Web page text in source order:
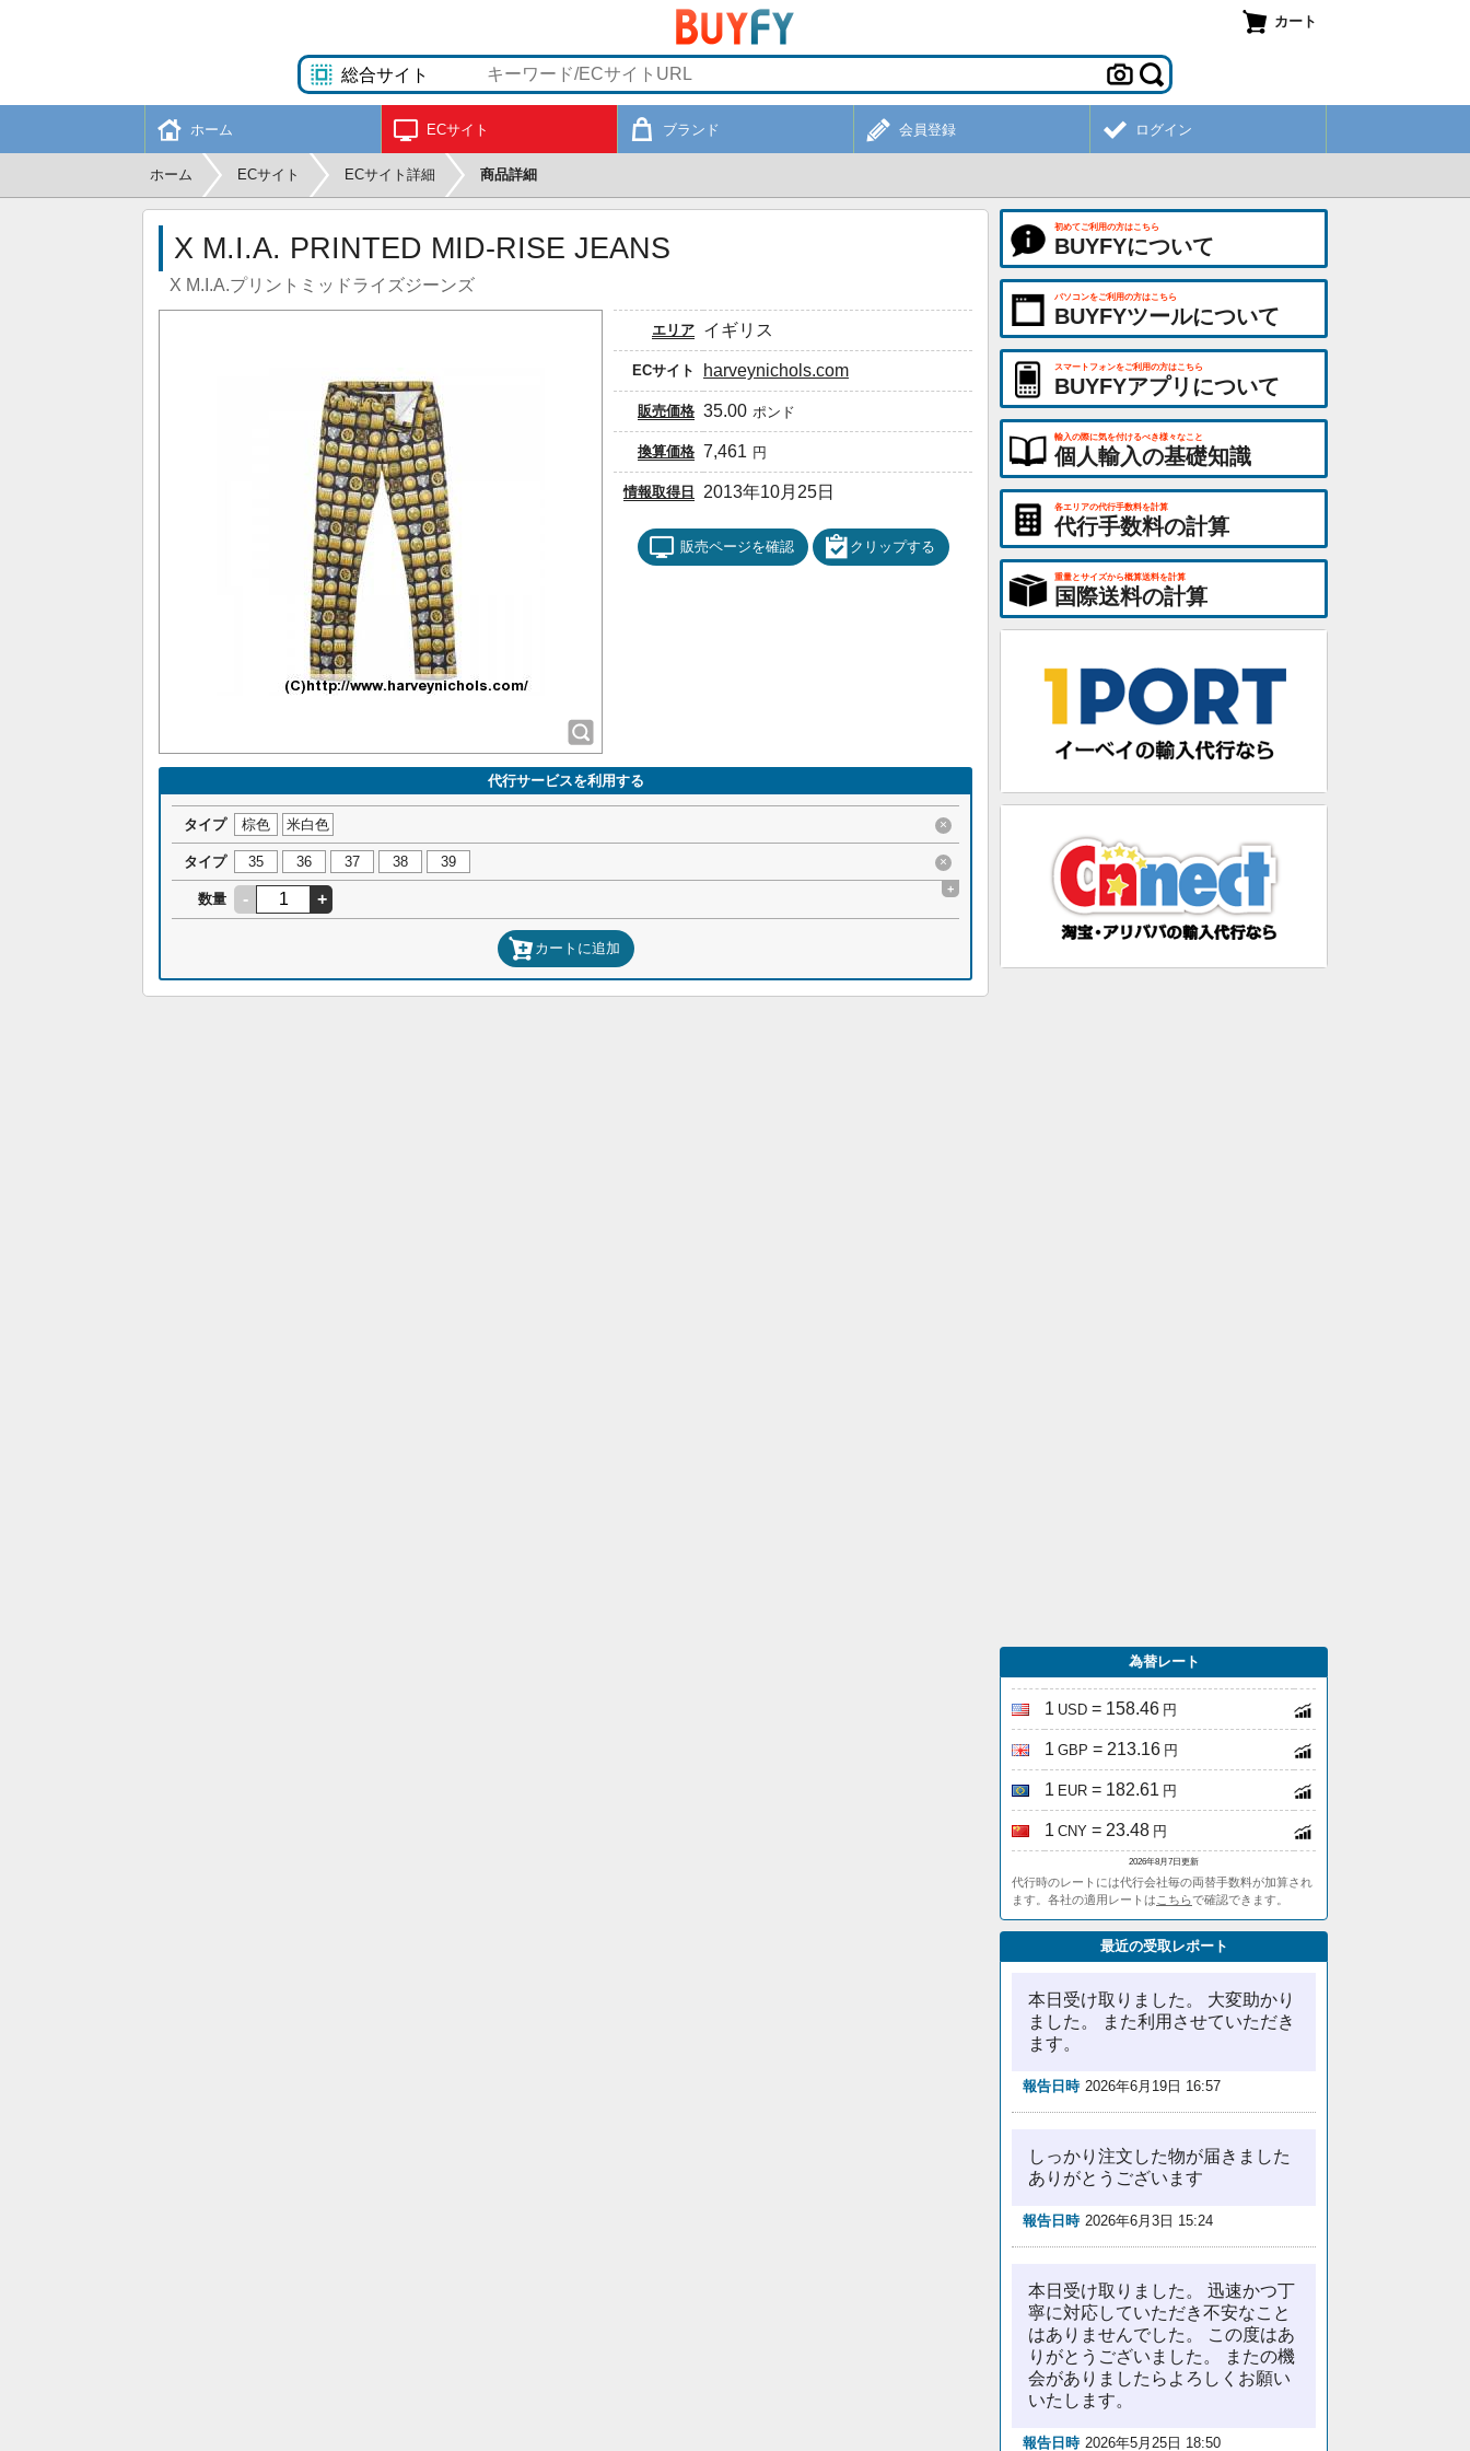
カート
ホーム ECサイト ブランド 会員登録 ログイン
ホーム ECサイト ECサイト詳細 商品詳細
X M.I.A. PRINTED MID-RISE JEANS
X M.I.A.プリントミッドライズジーンズ
エリア イギリス
ECサイト harveynichols.com
販売価格 35.00 ポンド
換算価格 7,461 円
情報取得日 2013年10月25日
販売ページを確認 クリップする
代行サービスを利用する
タイプ 棕色 米白色 ×
タイプ 35 36 37 38 39 ×
数量 - +
+
カートに追加
初めてご利用の方はこちら
BUYFYについて
パソコンをご利用の方はこちら
BUYFYツールについて
スマートフォンをご利用の方はこちら
BUYFYアプリについて
輸入の際に気を付けるべき様々なこと
個人輸入の基礎知識
各エリアの代行手数料を計算
代行手数料の計算
重量とサイズから概算送料を計算
国際送料の計算
為替レート
1 USD = 158.46 円
1 GBP = 213.16 円
1 EUR = 182.61 円
1 CNY = 23.48 円
2026年8月7日更新
代行時のレートには代行会社毎の両替手数料が加算され
ます。各社の適用レートは こちらで確認できます。
最近の受取レポート
本日受け取りました。 大変助かり
ました。 また利用させていただき
ます。
報告日時 2026年6月19日 16:57
しっかり注文した物が届きました
ありがとうございます
報告日時 2026年6月3日 15:24
本日受け取りました。 迅速かつ丁
寧に対応していただき不安なこと
はありませんでした。 この度はあ
りがとうございました。 またの機
会がありましたらよろしくお願い
いたします。
報告日時 2026年5月25日 18:50